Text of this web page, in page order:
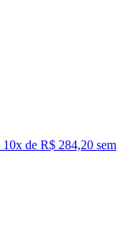
10x de R$ 284,20 sem